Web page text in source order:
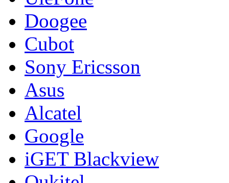
Doogee
Cubot
Sony Ericsson
Asus
Alcatel
Google
iGET Blackview